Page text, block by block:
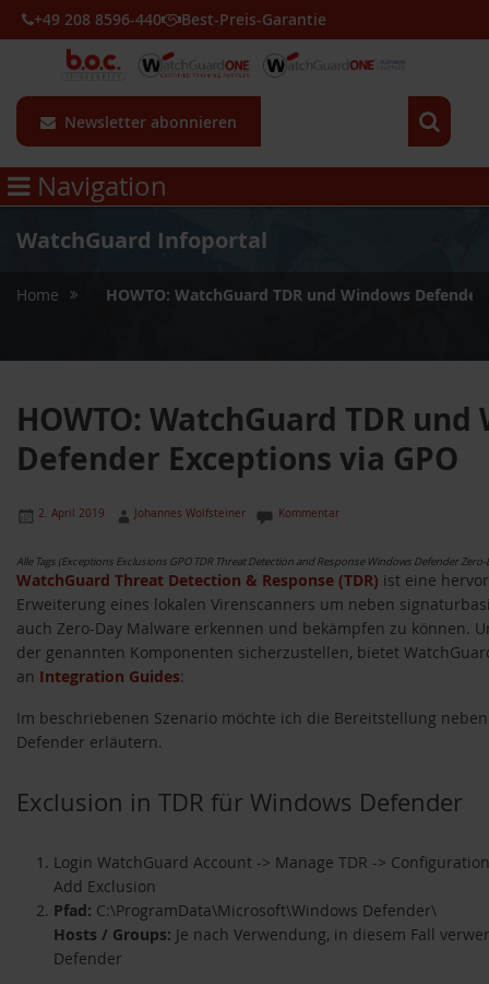
Newsletter abonnieren
+49 208 8596-440 Best-Preis-Garantie
Navigation
WatchGuard Infoportal
Home HOWTO: WatchGuard TDR und Windows
HOWTO: WatchGuard TDR und
Defender Exceptions via GPO
2. April 2019 Johannes Wolfsteiner Kommentar
Alle Tags (Exceptions Exclusions GPO TDR Threat Detection and Response Windows Defender
WatchGuard Threat Detection & Response (TDR) ist eine
Erweiterung eines lokalen Virenscanners um neben
auch Zero-Day Malware erkennen und bekämpfen zu können.
der genannten Komponenten sicherzustellen, bietet
an Integration Guides:
Im beschriebenen Szenario möchte ich die Bereitstellung
Defender erläutern.
Exclusion in TDR für Windows Defender
Login WatchGuard Account -> Manage TDR ->
Add Exclusion
Pfad: C:\ProgramData\Microsoft\Windows Defender\
Hosts / Groups: Je nach Verwendung, in diesem Fall
Defender